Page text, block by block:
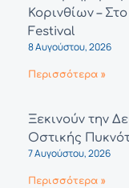
Κορινθίων –
Festival
8 Αυγούστου, 2026
Περισσότερα »
Ξεκινούν την
Οστικής
7 Αυγούστου, 2026
Περισσότερα »